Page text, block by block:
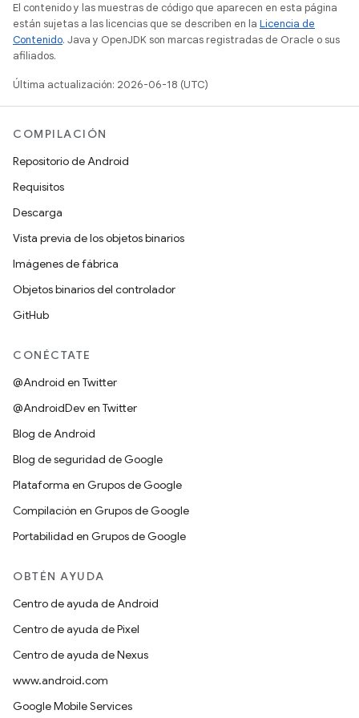
El contenido y las muestras de código que aparecen en esta página
están sujetas a las licencias que se describen en la Licencia de
Contenido. Java y OpenJDK son marcas registradas de Oracle o sus
afiliados.
Última actualización: 2026-06-18 (UTC)
COMPILACIÓN
Repositorio de Android
Requisitos
Descarga
Vista previa de los objetos binarios
Imágenes de fábrica
Objetos binarios del controlador
GitHub
CONÉCTATE
@Android en Twitter
@AndroidDev en Twitter
Blog de Android
Blog de seguridad de Google
Plataforma en Grupos de Google
Compilación en Grupos de Google
Portabilidad en Grupos de Google
OBTÉN AYUDA
Centro de ayuda de Android
Centro de ayuda de Pixel
Centro de ayuda de Nexus
www.android.com
Google Mobile Services